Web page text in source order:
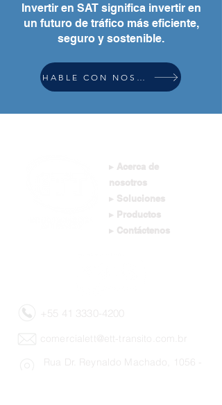
Invertir en SAT significa invertir en
un futuro de tráfico más eficiente,
seguro y sostenible.
▸ Acerca de
nosotros
▸ Soluciones
▸ Productos
▸ Contáctenos
+55 41 3330-4200
comercialett@ett-transito.com.br
Rua Dr. Reynaldo Machado, 1056 -